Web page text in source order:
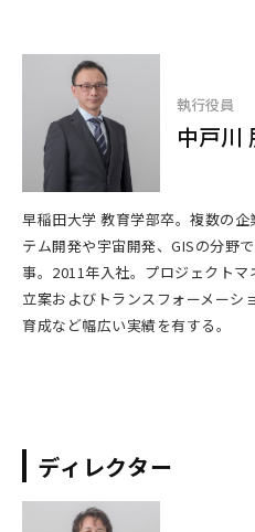
執行役員
中戸川
早稲田大学 教育学部卒。複数の
テム開発や宇宙開発、GISの分野
事。2011年入社。プロジェクト
立案およびトランスフォーメーシ
育成など幅広い実績を有する。
ディレクター